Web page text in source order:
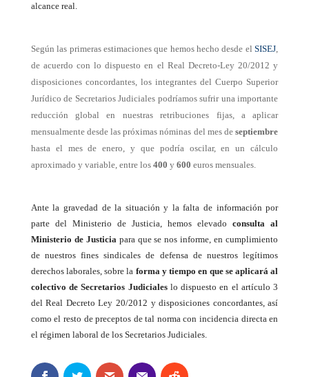
alcance real.
Según las primeras estimaciones que hemos hecho desde elSISEJ,
de acuerdo con lo dispuesto en el Real Decreto-Ley 20/2012 y
disposiciones concordantes, los integrantes del Cuerpo Superior
Jurídico de Secretarios Judiciales podríamos sufrir una importante
reducción global en nuestras retribuciones fijas, a aplicar
mensualmente desde las próximas nóminas del mes deseptiembre
hasta el mes de enero, y que podría oscilar, en un cálculo
aproximado y variable, entre los 400 y600 euros mensuales.
Ante la gravedad de la situación y la falta de información por
parte del Ministerio de Justicia, hemos elevadoconsulta al
Ministerio de Justiciapara que se nos informe, en cumplimiento
de nuestros fines sindicales de defensa de nuestros legítimos
derechos laborales, sobre la forma y tiempo en que se aplicará al
colectivo de Secretarios Judicialeslo dispuesto en el artículo 3
del Real Decreto Ley 20/2012 y disposiciones concordantes, así
como el resto de preceptos de tal norma con incidencia directa en
el régimen laboral de los Secretarios Judiciales.